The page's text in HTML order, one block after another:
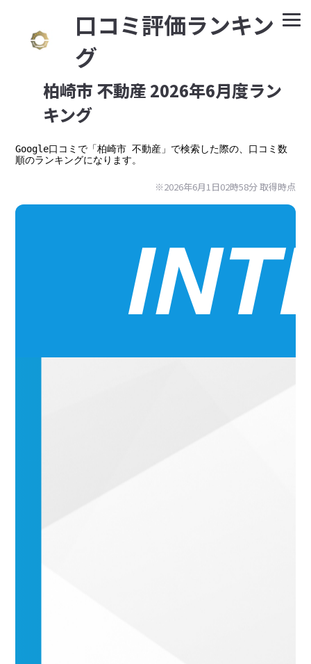
⼝コミ評価ランキン
グ
柏崎市 不動産 2026年6月度ラン
キング
Google⼝コミで「柏崎市 不動産」で検索した際の、口コミ数
順のランキングになります。
※2026年6月1日02時58分 取得時点